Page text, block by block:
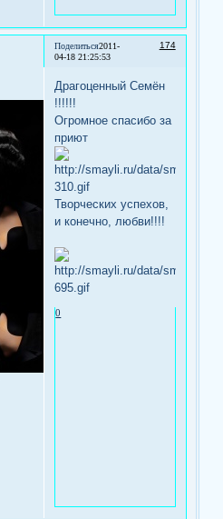
Поделиться 174
2011-
04-18 21:25:53
Драгоценный Семён
!!!!!!
Огромное спасибо за
приют
Творческих успехов,
и конечно, любви!!!!
0